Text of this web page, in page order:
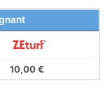
10,00 €